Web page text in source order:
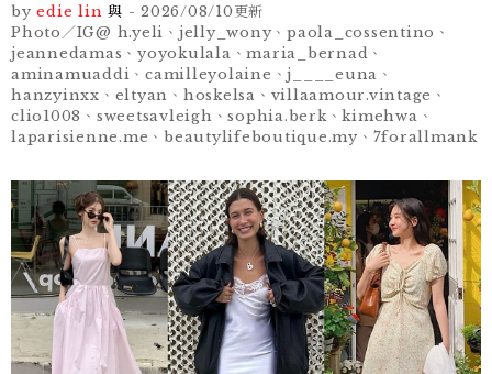
by edie lin 與 - 2026/08/10更新
Photo／IG@ h.yeli、jelly_wony、paola_cossentino、
jeannedamas、yoyokulala、maria_bernad、
aminamuaddi、camilleyolaine、j____euna、
hanzyinxx、eltyan、hoskelsa、villaamour.vintage、
clio1008、sweetsavleigh、sophia.berk、kimehwa、
laparisienne.me、beautylifeboutique.my、7forallmank